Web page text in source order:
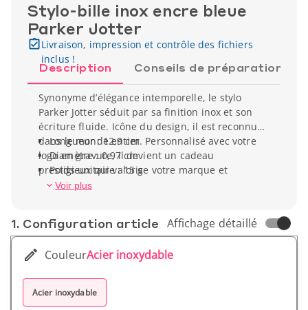
Stylo-bille inox encre bleue
Parker Jotter
Livraison, impression et contrôle des fichiers
inclus !
Description Conseils de préparation
Synonyme d’élégance intemporelle, le stylo
Parker Jotter séduit par sa finition inox et son
écriture fluide. Icône du design, il est reconnu
dans le monde entier. Personnalisé avec votre
logo en gravure, il devient un cadeau
prestigieux qui valorise votre marque et
renforce votre image professionnelle avec
Longueur : 12,9 cm
Diamètre : 0,97 cm
Poids unitaire : 15 g
Voir plus
1. Conf­iguration article Affichage détaillé
CouleurAcier inoxydable
Acier inoxydable